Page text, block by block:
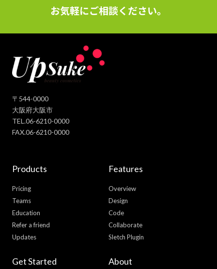
お気軽にご相談ください。
〒544-0000
大阪府大阪市
TEL.06-6210-0000
FAX.06-6210-0000
Products
Pricing
Teams
Education
Refer a friend
Updates
Features
Overview
Design
Code
Collaborate
Sletch Plugin
Get Started About